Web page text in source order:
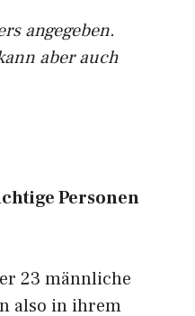
angegeben.
aber auch
Personen
23 männliche
also in ihrem